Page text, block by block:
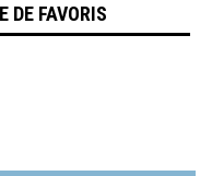
DE FAVORIS